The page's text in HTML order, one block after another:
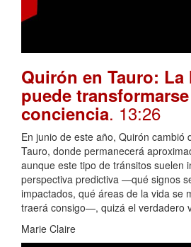
Quirón en Tauro: La
puede
conciencia. 13:26
En junio de este año, Quirón cambió
Tauro, donde permanecerá
aunque este tipo de tránsitos suelen
perspectiva predictiva —qué signos
impactados, qué áreas de la vida se
traerá consigo—, quizá el verdadero
Marie Claire